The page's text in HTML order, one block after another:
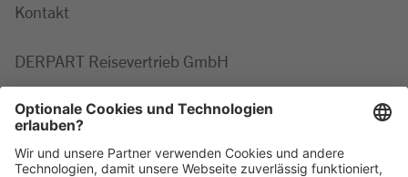
Kontakt
DERPART Reisevertrieb GmbH
Minor,Marie-Luise
Tel: +49 2203 42687